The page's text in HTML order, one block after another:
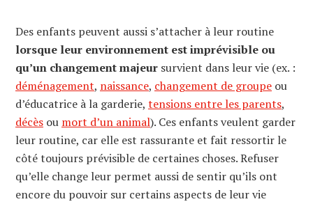
Des enfants peuvent aussi s’attacher à leur routine
lorsque leur environnement est imprévisible ou
qu’un changement majeur survient dans leur vie (ex. :
déménagement, naissance, changement de groupe ou
d’éducatrice à la garderie, tensions entre les parents,
décès ou mort d’un animal). Ces enfants veulent garder
leur routine, car elle est rassurante et fait ressortir le
côté toujours prévisible de certaines choses. Refuser
qu’elle change leur permet aussi de sentir qu’ils ont
encore du pouvoir sur certains aspects de leur vie